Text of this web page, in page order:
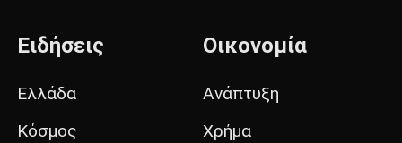
Ειδήσεις
Ελλάδα
Κόσμος
Οικονομία
Ανάπτυξη
Χρήμα